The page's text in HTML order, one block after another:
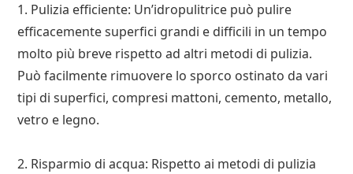
1. Pulizia efficiente: Un’idropulitrice può pulire
efficacemente superfici grandi e difficili in un tempo
molto più breve rispetto ad altri metodi di pulizia.
Può facilmente rimuovere lo sporco ostinato da vari
tipi di superfici, compresi mattoni, cemento, metallo,
vetro e legno.
2. Risparmio di acqua: Rispetto ai metodi di pulizia